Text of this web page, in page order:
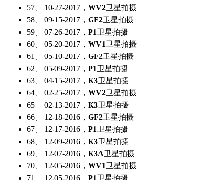
57、 10-27-2017， WV2卫星拍摄
58、 09-15-2017， GF2卫星拍摄
59、 07-26-2017， P1卫星拍摄
60、 05-20-2017， WV1卫星拍摄
61、 05-10-2017， GF2卫星拍摄
62、 05-09-2017， P1卫星拍摄
63、 04-15-2017， K3卫星拍摄
64、 02-25-2017， WV2卫星拍摄
65、 02-13-2017， K3卫星拍摄
66、 12-18-2016， GF2卫星拍摄
67、 12-17-2016， P1卫星拍摄
68、 12-09-2016， K3卫星拍摄
69、 12-07-2016， K3A卫星拍摄
70、 12-05-2016， WV1卫星拍摄
71、 12-05-2016， P1卫星拍摄